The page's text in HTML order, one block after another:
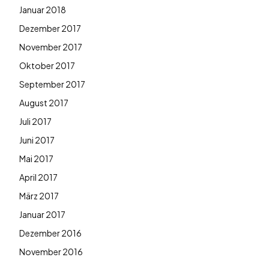
Januar 2018
Dezember 2017
November 2017
Oktober 2017
September 2017
August 2017
Juli 2017
Juni 2017
Mai 2017
April 2017
März 2017
Januar 2017
Dezember 2016
November 2016